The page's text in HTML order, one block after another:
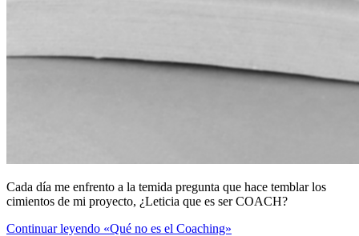
Cada día me enfrento a la temida pregunta que hace temblar los
cimientos de mi proyecto, ¿Leticia que es ser COACH?
Continuar leyendo «Qué no es el Coaching»